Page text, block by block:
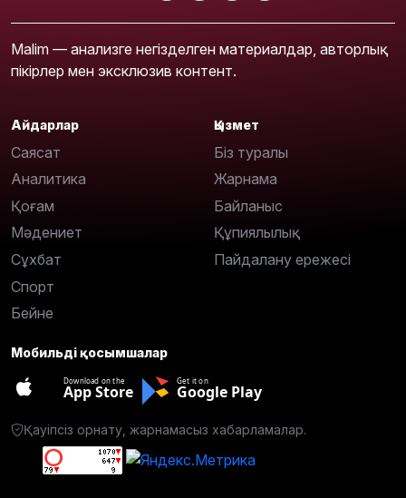
Malim — анализге негізделген материалдар, авторлық
пікірлер мен эксклюзив контент.
Айдарлар
Саясат
Аналитика
Қоғам
Мәдениет
Сұхбат
Спорт
Бейне
Қызмет
Біз туралы
Жарнама
Байланыс
Құпиялылық
Пайдалану ережесі
Мобильді қосымшалар
Download on the
App Store
Get it on
Google Play
Қауіпсіз орнату, жарнамасыз хабарламалар.